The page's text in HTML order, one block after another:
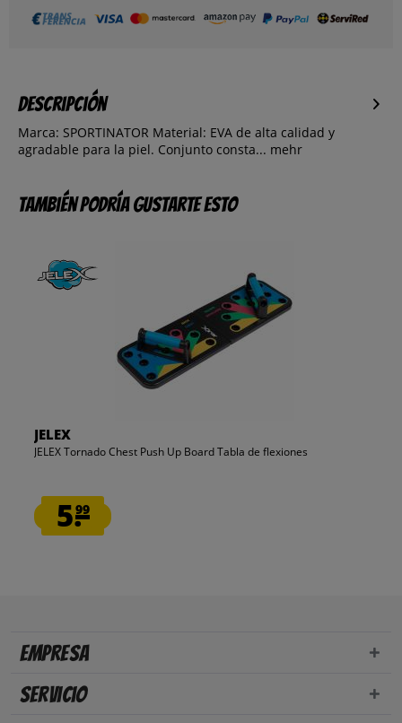
Descripción
Marca: SPORTINATOR Material: EVA de alta calidad y
agradable para la piel. Conjunto consta... mehr
También podría gustarte esto
JELEX
JELEX Tornado Chest Push Up Board Tabla de flexiones
5.99
Empresa
Servicio